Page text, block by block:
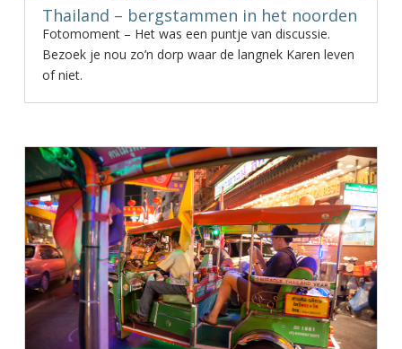
Thailand – bergstammen in het noorden
Fotomoment – Het was een puntje van discussie.
Bezoek je nou zo’n dorp waar de langnek Karen leven
of niet.